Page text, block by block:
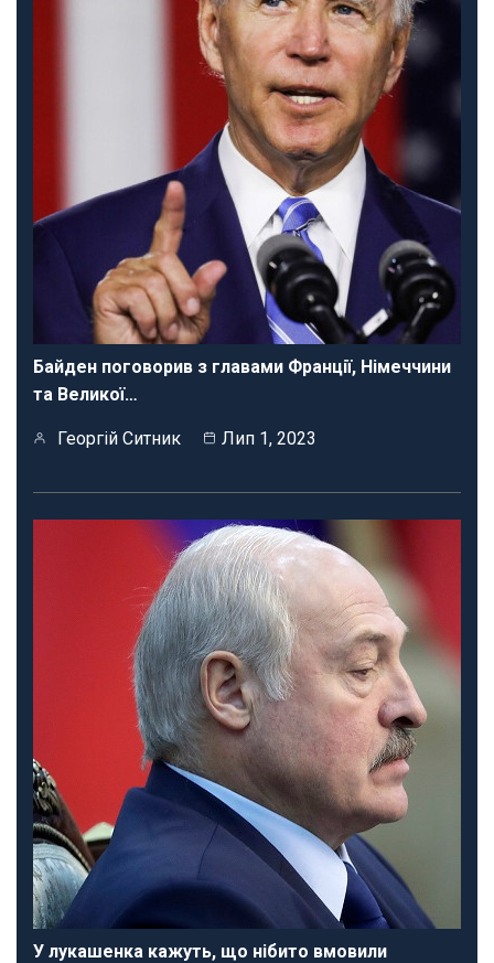
Байден поговорив з главами Франції, Німеччини
та Великої…
Георгій Ситник Лип 1, 2023
У лукашенка кажуть, що нібито вмовили